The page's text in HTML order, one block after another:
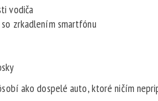
vodiča
zrkadlením smartfónu
ako dospelé auto, ktoré ničím